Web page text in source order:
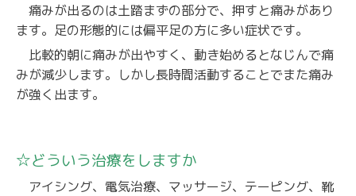
痛みが出るのは土踏まずの部分で、押すと痛みがあり
ます。足の形態的には偏平足の方に多い症状です。
比較的朝に痛みが出やすく、動き始めるとなじんで痛
みが減少します。しかし長時間活動することでまた痛み
が強く出ます。
☆どういう治療をしますか
アイシング、電気治療、マッサージ、テーピング、靴